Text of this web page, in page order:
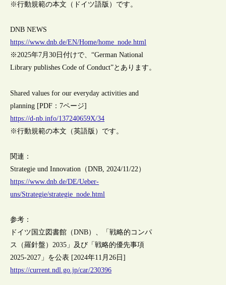
※行動規範の本文（ドイツ語版）です。
DNB NEWS
https://www.dnb.de/EN/Home/home_node.html
※2025年7月30日付けで、“German National
Library publishes Code of Conduct”とあります。
Shared values for our everyday activities and
planning [PDF：7ページ]
https://d-nb.info/137240659X/34
※行動規範の本文（英語版）です。
関連：
Strategie und Innovation（DNB, 2024/11/22）
https://www.dnb.de/DE/Ueber-
uns/Strategie/strategie_node.html
参考：
ドイツ国立図書館（DNB）、「戦略的コンパ
ス（羅針盤）2035」及び「戦略的優先事項
2025-2027」を公表 [2024年11月26日]
https://current.ndl.go.jp/car/230396